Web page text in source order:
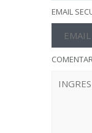
EMAIL